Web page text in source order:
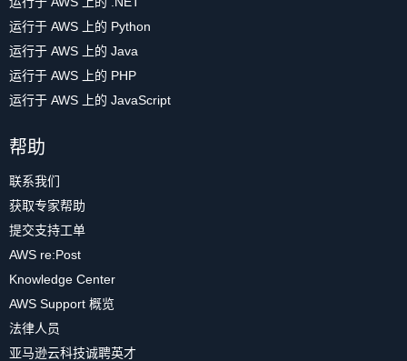
运行于 AWS 上的 Python
运行于 AWS 上的 Java
运行于 AWS 上的 PHP
运行于 AWS 上的 JavaScript
帮助
联系我们
获取专家帮助
提交支持工单
AWS re:Post
Knowledge Center
AWS Support 概览
法律人员
亚马逊云科技诚聘英才